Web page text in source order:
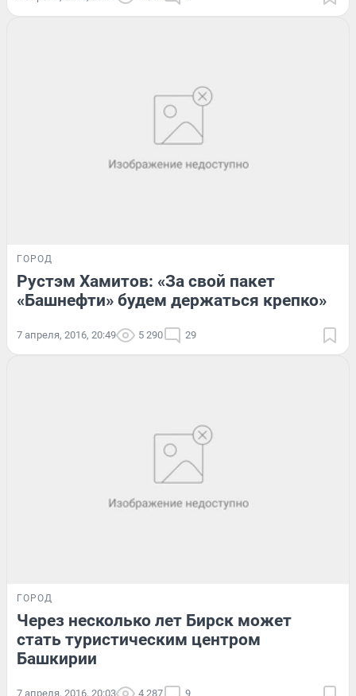
ГОРОД
Рустэм Хамитов: «За свой пакет
«Башнефти» будем держаться крепко»
7 апреля, 2016, 20:49 5 290 29
ГОРОД
Через несколько лет Бирск может
стать туристическим центром
Башкирии
7 апреля, 2016, 20:03 4 287 9